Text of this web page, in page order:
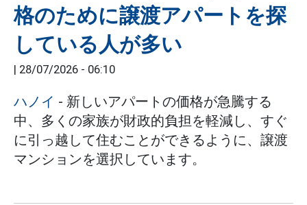
格のために譲渡アパートを探
している人が多い
28/07/2026 - 06:10
ハノイ - 新しいアパートの価格が急騰する
中、多くの家族が財政的負担を軽減し、すぐ
に引っ越して住むことができるように、譲渡
マンションを選択しています。